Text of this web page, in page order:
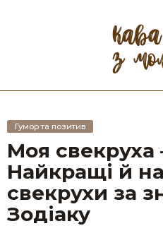
Гумор та позитив
Моя свекруха
Найкращі й
свекрухи за
Зодіаку